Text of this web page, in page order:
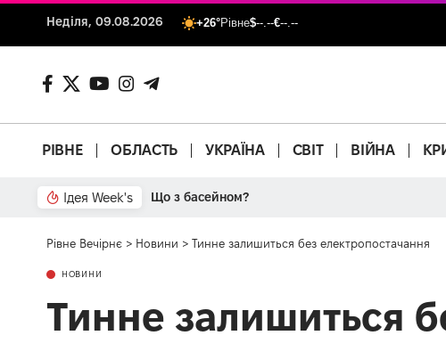
Неділя, 09.08.2026 +26°Рівне$--.--€--.--
РІВНЕ ОБЛАСТЬ УКРАЇНА СВІТ ВІЙНА
Ідея Week's Від паркану до картонки
Рівне Вечірнє > Новини > Тинне залишиться без електропостачання
НОВИНИ
Тинне залишиться